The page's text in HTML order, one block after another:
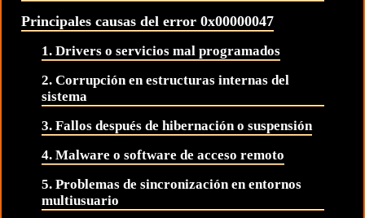
Principales causas del error 0x00000047
1. Drivers o servicios mal programados
2. Corrupción en estructuras internas del
sistema
3. Fallos después de hibernación o suspensión
4. Malware o software de acceso remoto
5. Problemas de sincronización en entornos
multiusuario